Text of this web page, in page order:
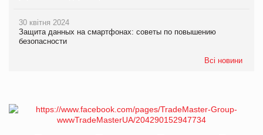
30 квітня 2024
Защита данных на смартфонах: советы по повышению
безопасности
Всі новини